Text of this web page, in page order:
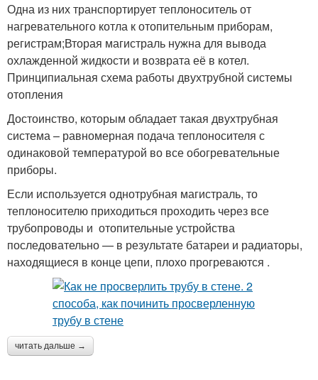
Одна из них транспортирует теплоноситель от
нагревательного котла к отопительным приборам,
регистрам;Вторая магистраль нужна для вывода
охлажденной жидкости и возврата её в котел.
Принципиальная схема работы двухтрубной системы
отопления
Достоинство, которым обладает такая двухтрубная
система – равномерная подача теплоносителя с
одинаковой температурой во все обогревательные
приборы.
Если используется однотрубная магистраль, то
теплоносителю приходиться проходить через все
трубопроводы и отопительные устройства
последовательно — в результате батареи и радиаторы,
находящиеся в конце цепи, плохо прогреваются .
читать дальше →